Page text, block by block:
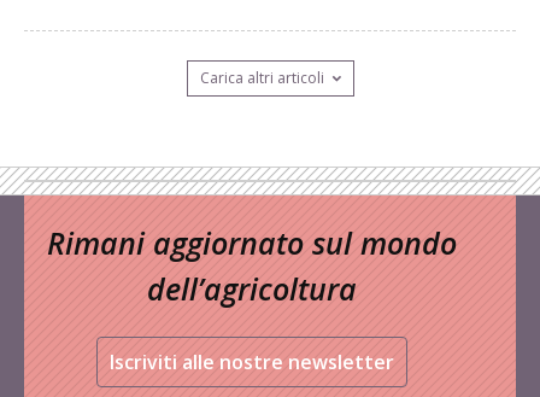
Carica altri articoli
Rimani aggiornato sul mondo
dell’agricoltura
Iscriviti alle nostre newsletter